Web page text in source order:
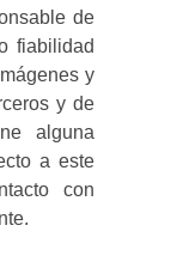
de
fiabilidad
y
y de
alguna
a este
con